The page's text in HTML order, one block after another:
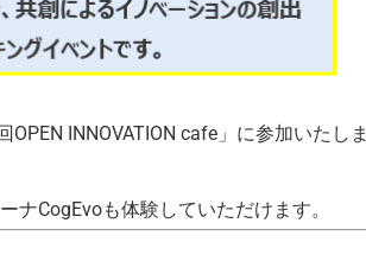
INNOVATION cafe」に参加いたしま
CogEvoも体験していただけます。